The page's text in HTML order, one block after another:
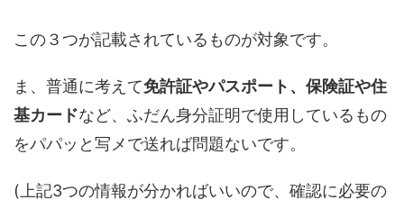
この３つが記載されているものが対象です。
ま、普通に考えて免許証やパスポート、保険証や住
基カードなど、ふだん身分証明で使用しているもの
をパパッと写メで送れば問題ないです。
(上記3つの情報が分かればいいので、確認に必要の